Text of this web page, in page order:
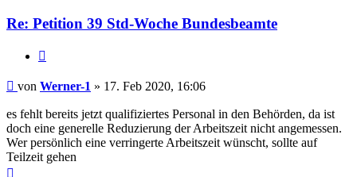
Re: Petition 39 Std-Woche Bundesbeamte
Beitrag
von Werner-1 » 17. Feb 2020, 16:06
es fehlt bereits jetzt qualifiziertes Personal in den Behörden, da ist
doch eine generelle Reduzierung der Arbeitszeit nicht angemessen.
Wer persönlich eine verringerte Arbeitszeit wünscht, sollte auf
Teilzeit gehen